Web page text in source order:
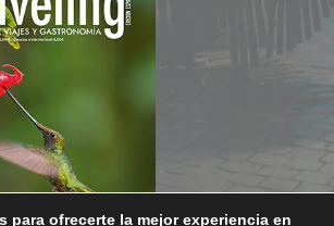
para ofrecerte la mejor experiencia en